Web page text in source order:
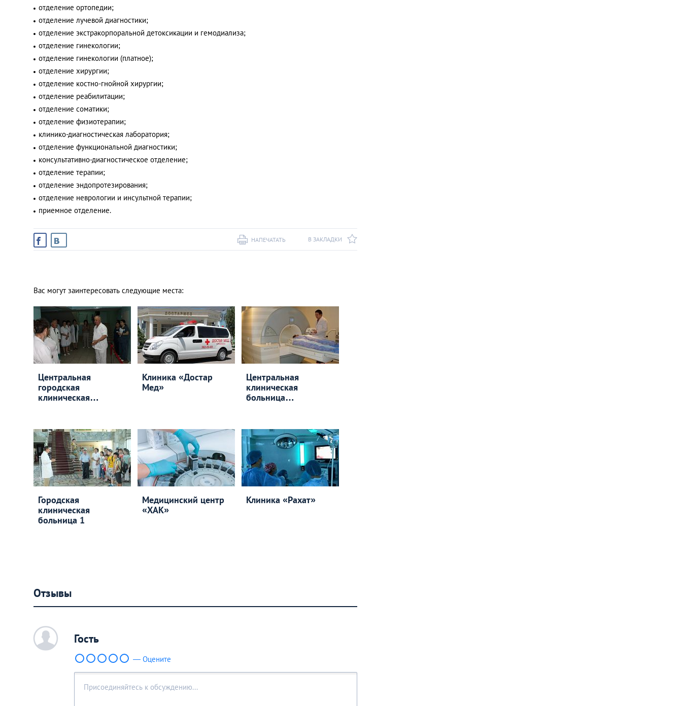
отделение ортопедии;
отделение лучевой диагностики;
отделение экстракорпоральной детоксикации и гемодиализа;
отделение гинекологии;
отделение гинекологии (платное);
отделение хирургии;
отделение костно-гнойной хирургии;
отделение реабилитации;
отделение соматики;
отделение физиотерапии;
клинико-диагностическая лаборатория;
отделение функциональной диагностики;
консультативно-диагностическое отделение;
отделение терапии;
отделение эндопротезирования;
отделение неврологии и инсультной терапии;
приемное отделение.
В ЗАКЛАДКИ
НАПЕЧАТАТЬ
Вас могут заинтересовать следующие места:
Центральная
городская
клиническая
Клиника «Достар
Мед»
Центральная
клиническая
больница
делами Президента
Городская
клиническая
больница 1
Медицинский центр
«ХАК»
Клиника «Рахат»
Отзывы
c Гость
— Оцените